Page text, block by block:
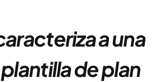
a una
de plan